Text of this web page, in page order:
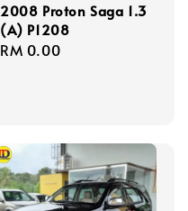
2008 Proton Saga 1.3
(A) P1208
Regular
RM 0.00